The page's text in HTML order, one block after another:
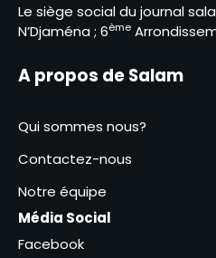
2
L’OF/
centres
3
répond
4
Le siège social du journal
N’Djaména ; 6ème
A propos de Salam
Qui sommes nous?
Contactez-nous
Notre équipe
Média Social
Facebook